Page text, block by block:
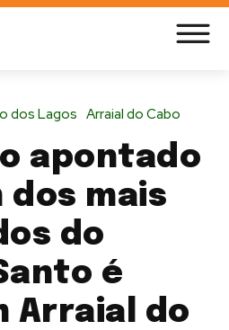
dos Lagos Arraial do Cabo
apontado
dos mais
do
é
Arraial do